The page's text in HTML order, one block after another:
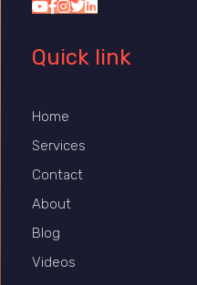
Quick link
Home
Services
Contact
About
Blog
Videos